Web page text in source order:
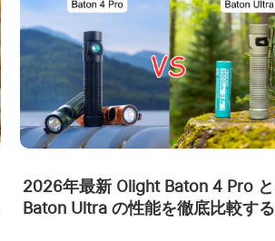
2026年最新 Olight Baton 4 Pro と
Baton Ultra の性能を徹底比較する